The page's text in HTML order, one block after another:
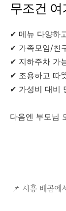
무조건 여
✔ 메뉴 다양하
✔ 가족모임/친
✔ 지하주차 가
✔ 조용하고 따
✔ 가성비 대
다음엔 부모님
📌 시흥 배곧에